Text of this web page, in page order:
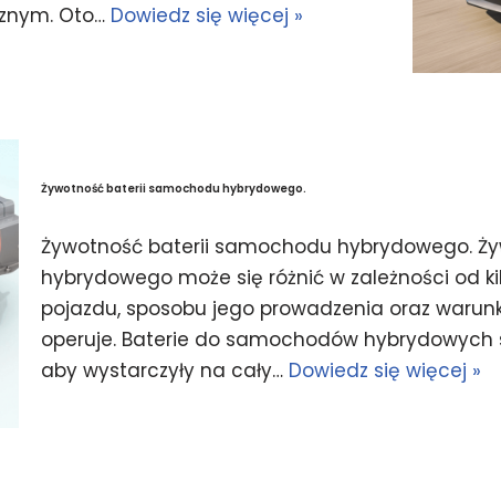
Oto… Dowiedz się więcej »
Żywotność baterii samochodu hybrydowego.
Żywotność baterii samochodu hybrydowego.
hybrydowego może się różnić w zależności od
pojazdu, sposobu jego prowadzenia oraz
operuje. Baterie do samochodów
aby wystarczyły na cały… Dowiedz się więcej »